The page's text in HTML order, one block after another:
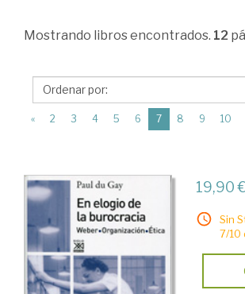
>
>
Estructura
sociedad
como
sistema
social
>
Mostrando libros encontrados. 12
« 2 3 4 5 6 7(current)
8 9 10
19,90 €
Sin
7/10